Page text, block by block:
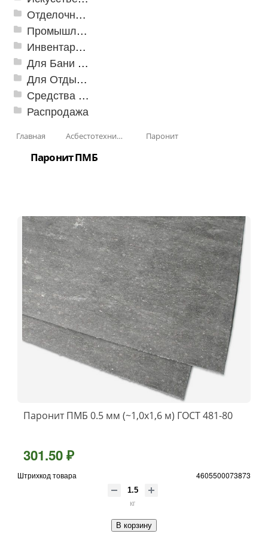
Отделочные профили
Промышленный текстиль
Инвентарь для клининга
Для Бани и Сауны
Для Отдыха и Пикника
Средства от насекомых и садовых вредителей
Распродажа
Главная Асбестотехнические и теплоизоляционные материалы Паронит
Паронит ПМБ
Паронит ПМБ 0.5 мм (~1,0х1,6 м) ГОСТ 481-80
301.50 ₽
Штрихкод товара 4605500073873
кг
В корзину